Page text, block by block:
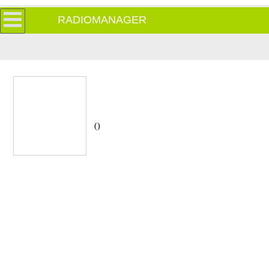
RADIOMANAGER
()